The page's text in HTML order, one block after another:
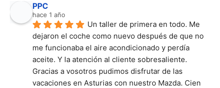
PPC
hace 1 año
Un taller de primera en todo. Me
dejaron el coche como nuevo después de que no
me funcionaba el aire acondicionado y perdía
aceite. Y la atención al cliente sobresaliente.
Gracias a vosotros pudimos disfrutar de las
vacaciones en Asturias con nuestro Mazda. Cien